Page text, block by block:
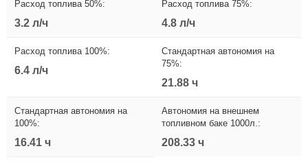
Расход топлива 50%:
3.2 л/ч
Расход топлива 75%:
4.8 л/ч
Расход топлива 100%:
6.4 л/ч
Стандартная автономия на
75%:
21.88 ч
Стандартная автономия на
100%:
16.41 ч
Автономия на внешнем
топливном баке 1000л.:
208.33 ч